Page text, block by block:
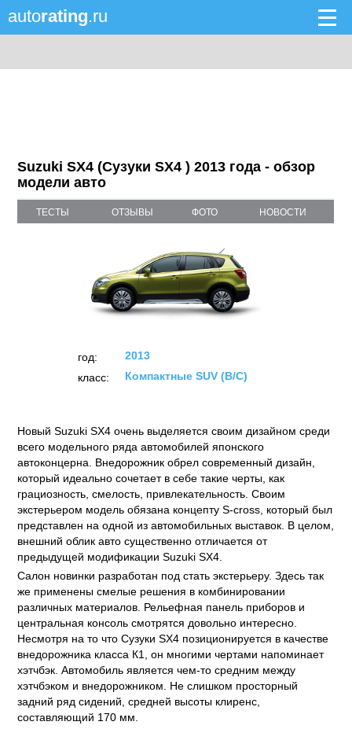
autorating.ru
Suzuki SX4 (Сузуки SX4 ) 2013 года - обзор
модели авто
ТЕСТЫ ОТЗЫВЫ ФОТО НОВОСТИ
год:
2013
класс:
Компактные SUV (B/C)
Новый Suzuki SX4 очень выделяется своим дизайном среди
всего модельного ряда автомобилей японского
автоконцерна. Внедорожник обрел современный дизайн,
который идеально сочетает в себе такие черты, как
грациозность, смелость, привлекательность. Своим
экстерьером модель обязана концепту S-cross, который был
представлен на одной из автомобильных выставок. В целом,
внешний облик авто существенно отличается от
предыдущей модификации Suzuki SX4.
Салон новинки разработан под стать экстерьеру. Здесь так
же применены смелые решения в комбинировании
различных материалов. Рельефная панель приборов и
центральная консоль смотрятся довольно интересно.
Несмотря на то что Сузуки SX4 позиционируется в качестве
внедорожника класса К1, он многими чертами напоминает
хэтчбэк. Автомобиль является чем-то средним между
хэтчбэком и внедорожником. Не слишком просторный
задний ряд сидений, средней высоты клиренс,
составляющий 170 мм.